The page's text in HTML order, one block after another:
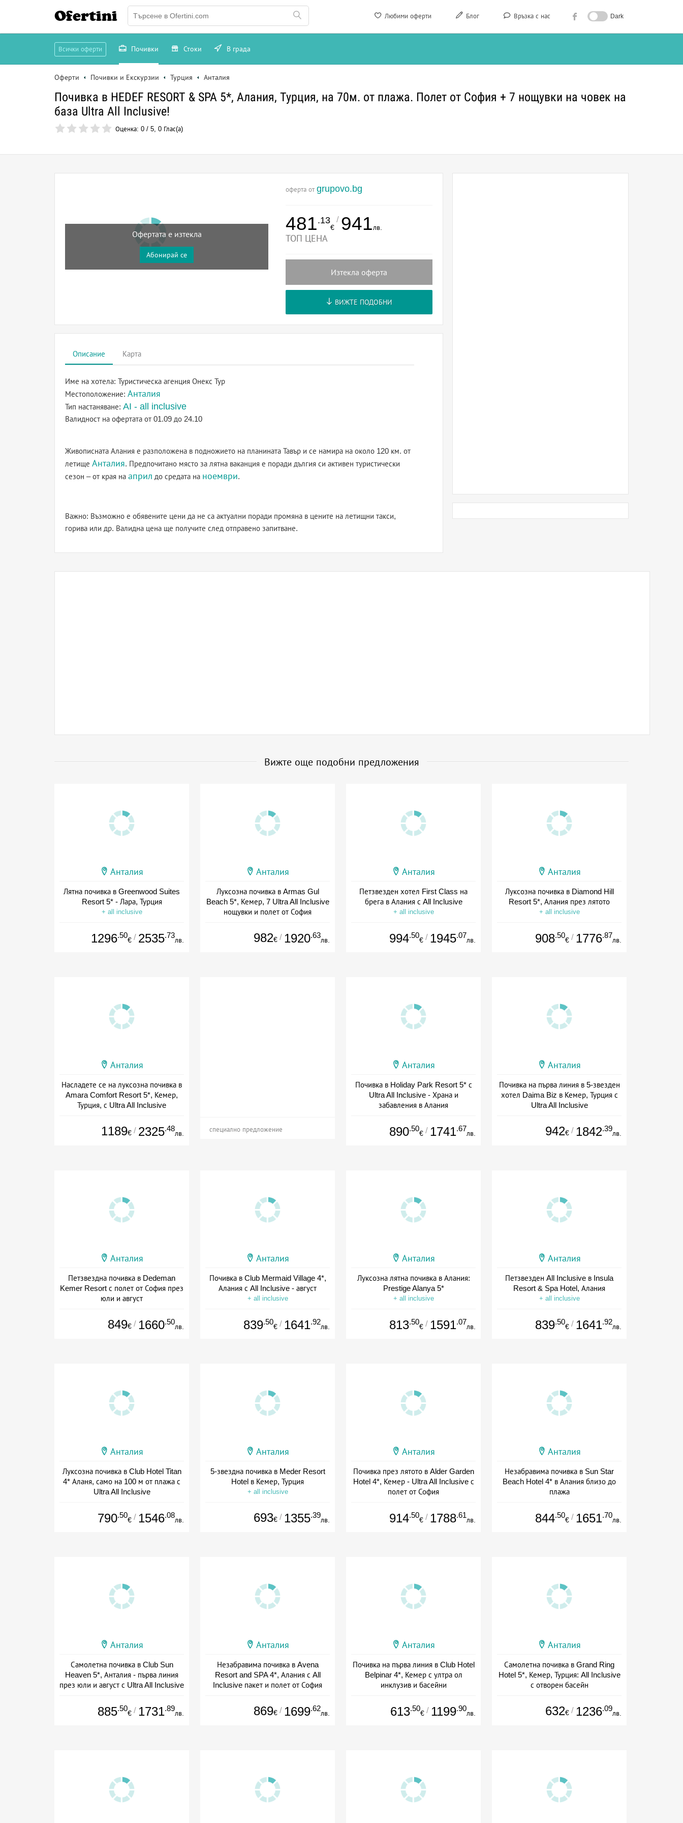
Любими оферти Блог Връзка с нас Dark
Ofertini
Всички оферти Почивки Стоки В града
Оферти Почивки и Екскурзии Турция Анталия
Почивка в HEDEF RESORT & SPA 5*, Алания, Турция, на 70м. от плажа. Полет от София + 7 нощувки на човек на
база Ultra All Inclusive!
Оценка: 0 / 5, 0 Глас(а)
Офертата е изтекла
Абонирай се
оферта от grupovo.bg
481.13
€
/ 941лв.
ТОП ЦЕНА
Изтекла оферта
ВИЖТЕ ПОДОБНИ
Описание Карта
Име на хотела: Туристическа агенция Онекс Тур
Местоположение: Анталия
Тип настаняване: AI - all inclusive
Валидност на офертата от 01.09 до 24.10
Живописната Алания е разположена в подножието на планината Тавър и се намира на около 120 км. от
летище Анталия. Предпочитано място за лятна ваканция е поради дългия си активен туристически
сезон – от края на април до средата на ноември.
Важно: Възможно е обявените цени да не са актуални поради промяна в цените на летищни такси,
горива или др. Валидна цена ще получите след отправено запитване.
Вижте още подобни предложения
Анталия
Лятна почивка в Greenwood Suites
Resort 5* - Лара, Турция
+ all inclusive
1296.50
€ / 2535.73
лв.
Анталия
Луксозна почивка в Armas Gul
Beach 5*, Кемер, 7 Ultra All Inclusive
нощувки и полет от София
982€ / 1920.63
лв.
Анталия
Петзвезден хотел First Class на
брега в Алания с All Inclusive
+ all inclusive
994.50
€ / 1945.07
лв.
Анталия
Луксозна почивка в Diamond Hill
Resort 5*, Алания през лятото
+ all inclusive
908.50
€ / 1776.87
лв.
Анталия
Насладете се на луксозна почивка в
Amara Comfort Resort 5*, Кемер,
Турция, с Ultra All Inclusive
1189€ / 2325.48
лв. специално предложение
Анталия
Почивка в Holiday Park Resort 5* с
Ultra All Inclusive - Храна и
забавления в Алания
890.50
€ / 1741.67
лв.
Анталия
Почивка на първа линия в 5-звезден
хотел Daima Biz в Кемер, Турция с
Ultra All Inclusive
942€ / 1842.39
лв.
Анталия
Петзвездна почивка в Dedeman
Kemer Resort с полет от София през
юли и август
849€ / 1660.50
лв.
Анталия
Почивка в Club Mermaid Village 4*,
Алания с All Inclusive - август
+ all inclusive
839.50
€ / 1641.92
лв.
Анталия
Луксозна лятна почивка в Алания:
Prestige Alanya 5*
+ all inclusive
813.50
€ / 1591.07
лв.
Анталия
Петзвезден All Inclusive в Insula
Resort & Spa Hotel, Алания
+ all inclusive
839.50
€ / 1641.92
лв.
Анталия
Луксозна почивка в Club Hotel Titan
4* Аланя, само на 100 м от плажа с
Ultra All Inclusive
790.50
€ / 1546.08
лв.
Анталия
5-звездна почивка в Meder Resort
Hotel в Кемер, Турция
+ all inclusive
693€ / 1355.39
лв.
Анталия
Почивка през лятото в Alder Garden
Hotel 4*, Кемер - Ultra All Inclusive с
полет от София
914.50
€ / 1788.61
лв.
Анталия
Незабравима почивка в Sun Star
Beach Hotel 4* в Алания близо до
плажа
844.50
€ / 1651.70
лв.
Анталия
Самолетна почивка в Club Sun
Heaven 5*, Анталия - първа линия
през юли и август с Ultra All Inclusive
885.50
€ / 1731.89
лв.
Анталия
Незабравима почивка в Avena
Resort and SPA 4*, Алания с All
Inclusive пакет и полет от София
869€ / 1699.62
лв.
Анталия
Почивка на първа линия в Club Hotel
Belpinar 4*, Кемер с ултра ол
инклузив и басейни
613.50
€ / 1199.90
лв.
Анталия
Самолетна почивка в Grand Ring
Hotel 5*, Кемер, Турция: All Inclusive
с отворен басейн
632€ / 1236.09
лв.